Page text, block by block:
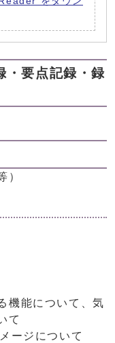
・要点記録・録
）
機能について、気
て
ージについて